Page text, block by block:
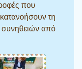
που
τη
από